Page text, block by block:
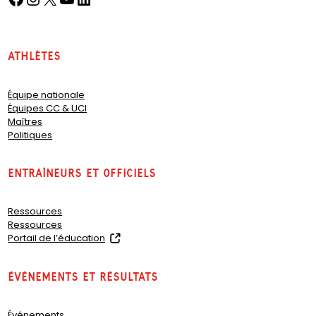
Athlètes
Équipe nationale
Équipes CC & UCI
Maîtres
Politiques
Entraîneurs et officiels
Ressources
Ressources
Portail de l’éducation
e
Événements et résultats